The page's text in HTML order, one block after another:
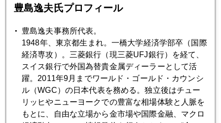
サウジ、「原油輸出を人民元決済」構想
2022年04月27日
マネー収縮時代を告げる無差別株売り攻撃
2022年04月26日
豊島逸夫氏プロフィール
豊島逸夫事務所代表。
1948年、東京都生まれ。一橋大学経済学部卒（国際
経済専攻）。三菱銀行（現三菱UFJ銀行）を経て、
スイス銀行で外国為替貴金属ディーラーとして活
躍。2011年9月までワールド・ゴールド・カウンシ
ル（WGC）の日本代表を務める。独立後はチュー
リッヒやニューヨークでの豊富な相場体験と人脈を
もとに、自由な立場から金市場や国際金融、マクロ